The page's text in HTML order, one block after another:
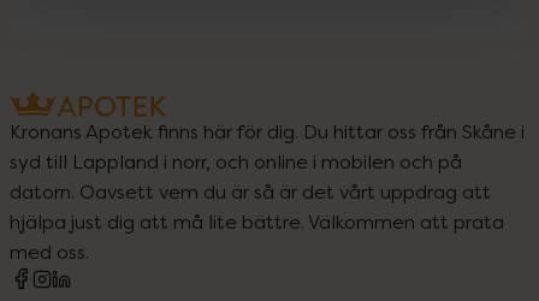
Kronans Apotek finns här för dig. Du hittar oss från Skåne i
syd till Lappland i norr, och online i mobilen och på
datorn. Oavsett vem du är så är det vårt uppdrag att
hjälpa just dig att må lite bättre. Välkommen att prata
med oss.